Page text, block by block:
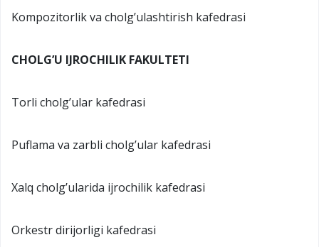
Kompozitorlik va cholg’ulashtirish kafedrasi
CHOLG’U IJROCHILIK FAKULTETI
Torli cholg’ular kafedrasi
Puflama va zarbli cholg’ular kafedrasi
Xalq cholg’ularida ijrochilik kafedrasi
Orkestr dirijorligi kafedrasi